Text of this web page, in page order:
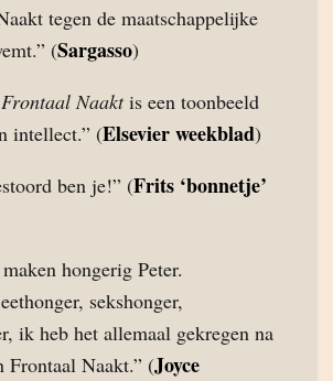
tegen de maatschappelijke
(Sargasso)
Frontaal Naaktis een toonbeeld
intellect.” (Elsevier weekblad)
ben je!” (Frits ‘bonnetje’
hongerig Peter.
sekshonger,
ik heb het allemaal gekregen na
Frontaal Naakt.” (Joyce